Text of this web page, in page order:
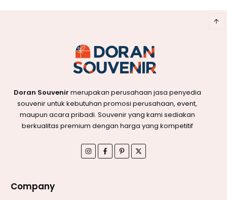
Doran Souvenir merupakan perusahaan jasa penyedia
souvenir untuk kebutuhan promosi perusahaan, event,
maupun acara pribadi. Souvenir yang kami sediakan
berkualitas premium dengan harga yang kompetitif
Company